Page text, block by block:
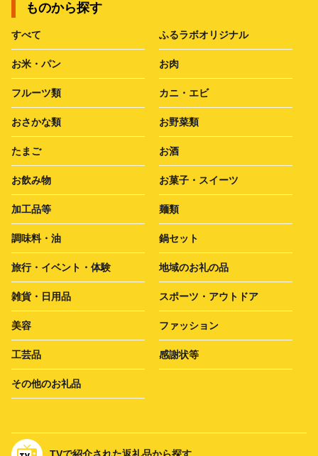
ものから探す
すべて ふるラボオリジナル
お米・パン お肉
フルーツ類 カニ・エビ
おさかな類 お野菜類
たまご お酒
お飲み物 お菓子・スイーツ
加工品等 麺類
調味料・油 鍋セット
旅行・イベント・体験 地域のお礼の品
雑貨・日用品 スポーツ・アウトドア
美容 ファッション
工芸品 感謝状等
その他のお礼品